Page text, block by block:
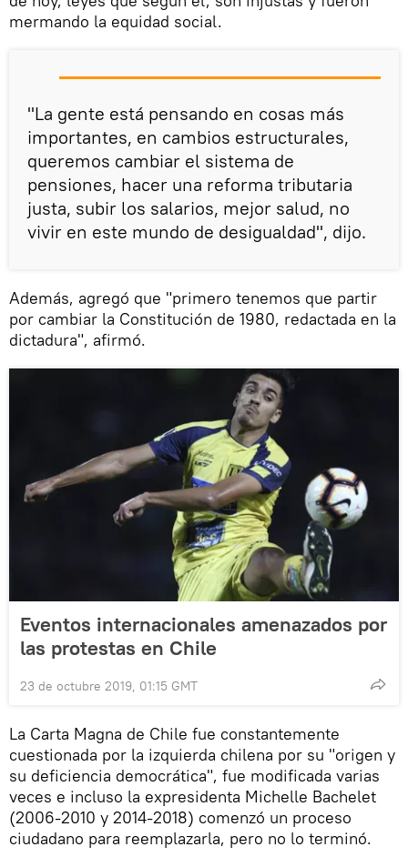
mermando la equidad social.
"La gente está pensando en cosas más
importantes, en cambios estructurales,
queremos cambiar el sistema de
pensiones, hacer una reforma tributaria
justa, subir los salarios, mejor salud, no
vivir en este mundo de desigualdad", dijo.
Además, agregó que "primero tenemos que partir
por cambiar la Constitución de 1980, redactada en la
dictadura", afirmó.
Eventos internacionales amenazados por
las protestas en Chile
23 de octubre 2019, 01:15 GMT
La Carta Magna de Chile fue constantemente
cuestionada por la izquierda chilena por su "origen y
su deficiencia democrática", fue modificada varias
veces e incluso la expresidenta Michelle Bachelet
(2006-2010 y 2014-2018) comenzó un proceso
ciudadano para reemplazarla, pero no lo terminó.